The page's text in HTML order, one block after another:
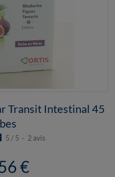
Transit Intestinal 45
5 / 5 - 2 avis
€